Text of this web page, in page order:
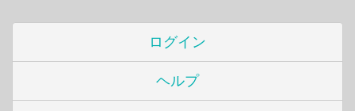
ログイン
ヘルプ